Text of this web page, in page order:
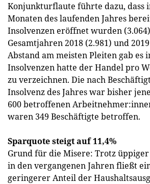
Konjunkturflaute führte dazu, dass
Monaten des laufenden Jahres
Insolvenzen eröffnet wurden
Gesamtjahren 2018 (2.981) und
Abstand am meisten Pleiten gab es
Insolvenzen hatte der Handel pro
zu verzeichnen. Die nach
Insolvenz des Jahres war bisher
600 betroffenen
waren 349 Beschäftigte betroffen.
Sparquote steigt auf 11,4%
Grund für die Misere: Trotz üppiger
in den vergangenen Jahren fließt
geringerer Anteil der